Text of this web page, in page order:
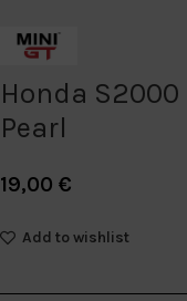
Honda
Pearl
19,00 €
Add to wishlist